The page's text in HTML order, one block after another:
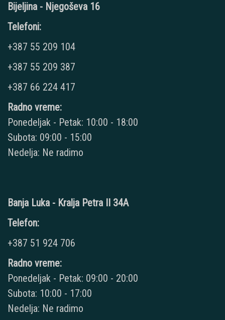
Bijeljina - Njegoševa 16
Telefoni:
+387 55 209 104
+387 55 209 387
+387 66 224 417
Radno vreme:
Ponedeljak - Petak: 10:00 - 18:00
Subota: 09:00 - 15:00
Nedelja: Ne radimo
Banja Luka - Kralja Petra II 34A
Telefon:
+387 51 924 706
Radno vreme:
Ponedeljak - Petak: 09:00 - 20:00
Subota: 10:00 - 17:00
Nedelja: Ne radimo